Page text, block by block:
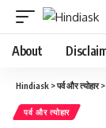
About
Hindiask >पर्व और त्योहार>
पर्व और त्योहार